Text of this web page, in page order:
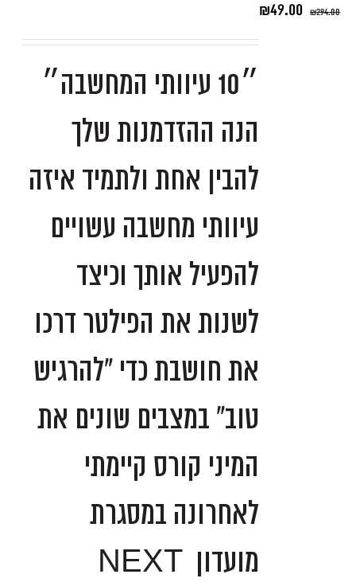
₪294.00
₪49.00
״10 עיוותי המחשבה״
הנה ההזדמנות שלך
להבין אחת ולתמיד איזה
עיוותי מחשבה עשויים
להפעיל אותך וכיצד
לשנות את הפילטר דרכו
את חושבת כדי "להרגיש
טוב" במצבים שונים את
המיני קורס קיימתי
לאחרונה במסגרת
מועדון NEXT